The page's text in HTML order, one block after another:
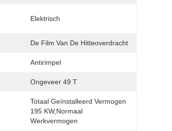
Elektrisch
De Film Van De Hitteoverdracht
Antirimpel
Ongeveer 49 T
Totaal Geïnstalleerd Vermogen
195 KW,normaal
Werkvermogen